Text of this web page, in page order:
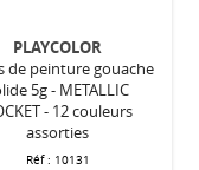
PLAYCOLOR
de peinture gouache
5g - METALLIC
- 12 couleurs
assorties
Réf : 10131